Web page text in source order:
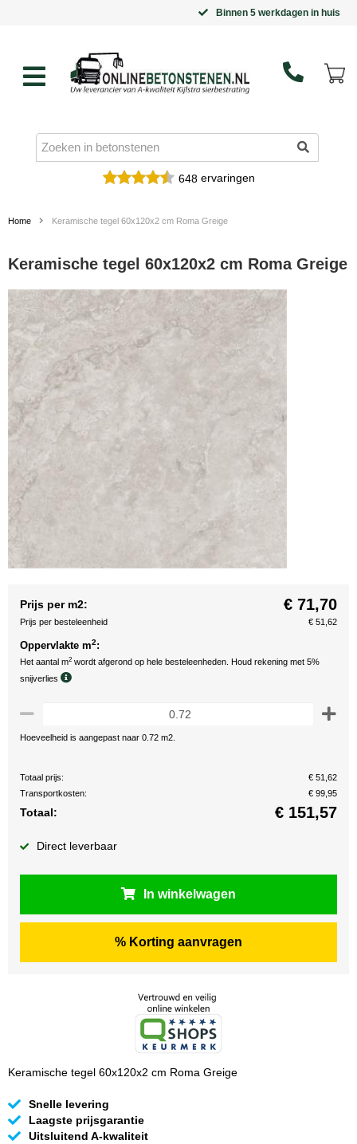
Binnen 5 werkdagen in huis
648ervaringen
Home Keramische tegel 60x120x2 cm Roma Greige
Keramische tegel 60x120x2 cm Roma Greige
Prijs per m2: € 71,70
Prijs per besteleenheid € 51,62
Oppervlakte m2:
Het aantal m2 wordt afgerond op hele besteleenheden. Houd rekening met 5%
snijverlies
Hoeveelheid is aangepast naar 0.72 m2.
Totaal prijs:
€ 51,62
Transportkosten:
€ 99,95
Totaal: € 151,57
Direct leverbaar
In winkelwagen
% Korting aanvragen
Keramische tegel 60x120x2 cm Roma Greige
Snelle levering
Laagste prijsgarantie
Uitsluitend A-kwaliteit